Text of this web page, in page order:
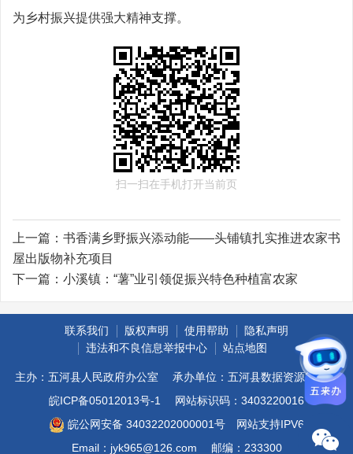
为乡村振兴提供强大精神支撑。
扫一扫在手机打开当前页
上一篇： 书香满乡野振兴添动能——头铺镇扎实推进农家书
屋出版物补充项目
下一篇： 小溪镇：“薯”业引领促振兴特色种植富农家
联系我们 版权声明 使用帮助
隐私声明
违法和不良信息举报中心
站点地图
主办：五河县人民政府办公室
承办单位：五河县数据资源管理局
皖ICP备05012013号-1
网站标识码：3403220016
皖公网安备 34032202000001号
网站支持IPV6
Email：jyk965@126.com
邮编：233300